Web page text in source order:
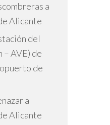
a
Alicante
del
– AVE) de
de
a
Alicante